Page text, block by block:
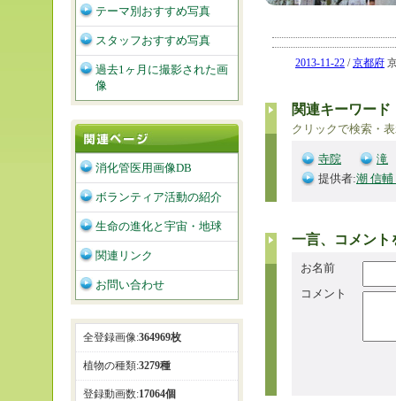
2013-11-22 /京都府
関連キーワード
クリックで検索・
寺院
滝
提供者:潮 信
一言、コメント
お名前
コメント
テーマ別おすすめ写真
スタッフおすすめ写真
過去1ヶ月に撮影された画
像
消化管医用画像DB
ボランティア活動の紹介
生命の進化と宇宙・地球
関連リンク
お問い合わせ
全登録画像:364969枚
植物の種類:3279種
登録動画数:17064個